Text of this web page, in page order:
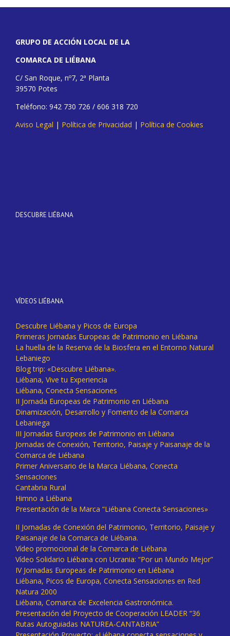
GRUPO DE ACCIÓN LOCAL DE LA
COMARCA DE LIÉBANA
C/ San Roque, nº7, 2ª Planta
39570 Potes
Teléfono: 942 730 726 / 606 318 720
Aviso Legal | Política de Privacidad | Política de Cookies
DESCUBRE LIÉBANA
VÍDEOS LIÉBANA
Descubre Liébana y Picos de Europa
Primeras Jornadas Europeas de Patrimonio en Liébana
La huella de la Reserva de la Biosfera en el Entorno Natural
Lebaniego
Blog trip: «Descubre Liébana».
Liébana, Vive tu Experiencia
Liébana, Conecta Sensaciones
II Jornada Europeas de Patrimonio en Liébana
Dinamización, Desarrollo y Fomento de la Comarca
Lebaniega
III Jornadas Europeas de Patrimonio en Liébana
Jornadas de Conexión, Territorio, Paisaje y Paisanaje de la
Comarca de Liébana
Primer Aniversario de la Marca Liébana, Conecta
Sensaciones
Cantabria Rural
Himno a Liébana
Presentación de la Marca “Liébana Conecta Sensaciones»
II Jornadas de Conexión del Patrimonio, Territorio, Paisaje y
Paisanaje de la Comarca de Liébana.
Vídeo promocional de la Comarca de Liébana
Vídeo Solidario Liébana con Ucrania: “Por un Mundo Mejor”
IV Jornadas Europeas de Patrimonio en Liébana
Liébana, Picos de Europa, Conecta Sensaciones en Red
Natura 2000
Liébana, Comarca de Excelencia Gastronómica.
Presentación del Proyecto de Cooperación LEADER “36
Rutas Autoguiadas NATUREA-CANTABRIA”